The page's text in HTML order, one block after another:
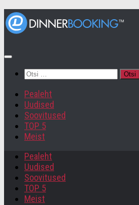
Otsi:
Pealeht
Uudised
Soovitused
TOP 5
Meist
Pealeht
Uudised
Soovitused
TOP 5
Meist